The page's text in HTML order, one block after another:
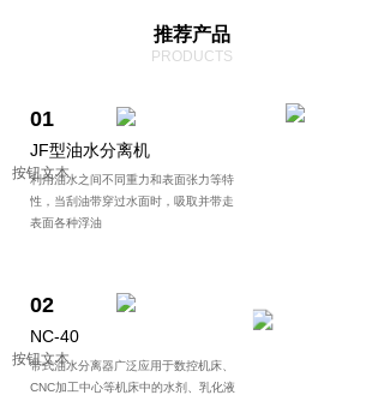
按钮文本
01
JF型油水分离机
利用油水之间不同重力和表面张力等特
性，当刮油带穿过水面时，吸取并带走
表面各种浮油
推荐产品
PRODUCTS
按钮文本
02
NC-40
带式油水分离器广泛应用于数控机床、
CNC加工中心等机床中的水剂、乳化液